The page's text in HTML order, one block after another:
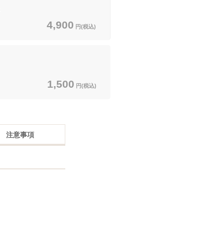
4,900 円(税込)
1,500 円(税込)
注意事項